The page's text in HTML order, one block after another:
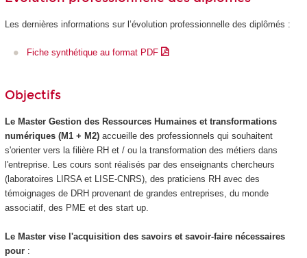
Les dernières informations sur l’évolution professionnelle des diplômés :
Fiche synthétique au format PDF
Objectifs
Le Master Gestion des Ressources Humaines et transformations
numériques (M1 + M2)accueille des professionnels qui souhaitent
s'orienter vers la filière RH et / ou la transformation des métiers dans
l'entreprise. Les cours sont réalisés par des enseignants chercheurs
(laboratoires LIRSA et LISE-CNRS), des praticiens RH avec des
témoignages de DRH provenant de grandes entreprises, du monde
associatif, des PME et des start up.
Le Master vise l'acquisition des savoirs et savoir-faire nécessaires
pour: